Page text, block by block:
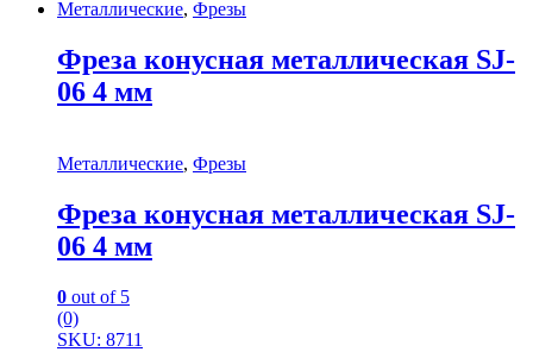
Металлические, Фрезы
Фреза конусная металлическая SJ-
06 4 мм
Металлические, Фрезы
Фреза конусная металлическая SJ-
06 4 мм
0 out of 5
(0)
SKU: 8711